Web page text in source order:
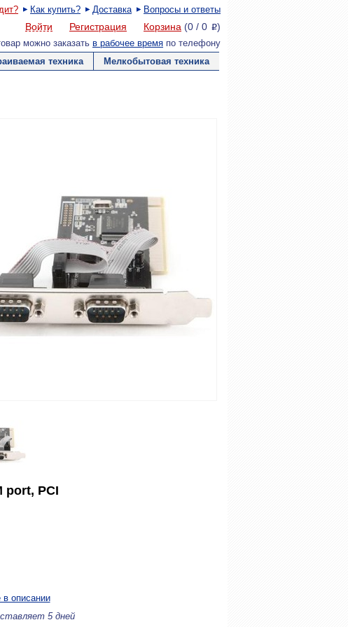
Как купить? Доставка Вопросы и ответы
Войти Регистрация Корзина (0 / 0 P)
можно заказать в рабочее время по телефону
техника Мелкобытовая техника
port, PCI
описании
5 дней